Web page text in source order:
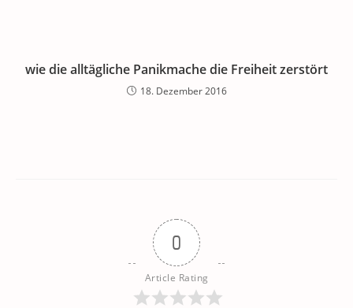
wie die alltägliche Panikmache die Freiheit zerstört
18. Dezember 2016
0
Article Rating